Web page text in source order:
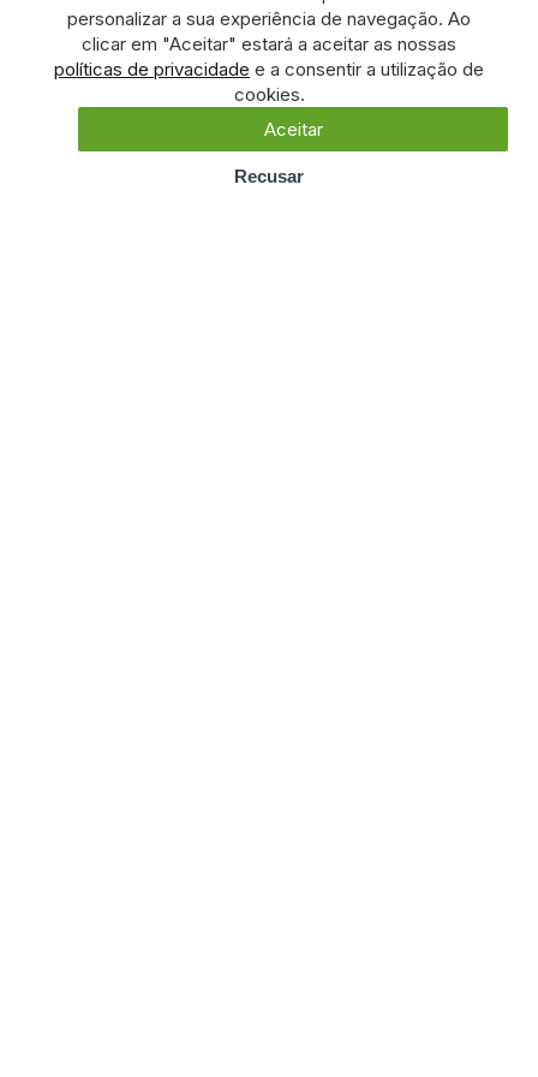
personalizar a sua experiência de navegação. Ao
clicar em "Aceitar" estará a aceitar as nossas
políticas de privacidade e a consentir a utilização de
cookies.
Aceitar
Recusar